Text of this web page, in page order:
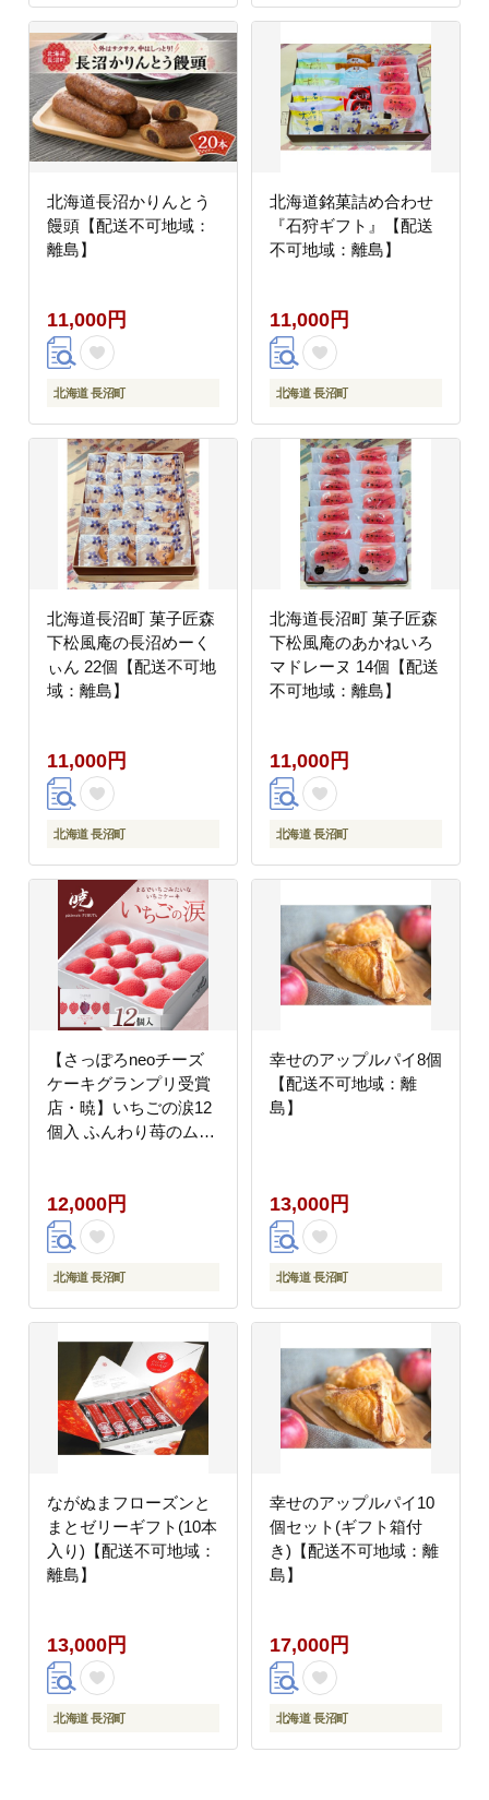
北海道長沼かりんとう
饅頭【配送不可地域：
離島】
11,000円
北海道 長沼町
北海道銘菓詰め合わせ
『石狩ギフト』【配送
不可地域：離島】
11,000円
北海道 長沼町
北海道長沼町 菓子匠森
下松風庵の長沼めーく
ぃん 22個【配送不可地
域：離島】
11,000円
北海道 長沼町
北海道長沼町 菓子匠森
下松風庵のあかねいろ
マドレーヌ 14個【配送
不可地域：離島】
11,000円
北海道 長沼町
【さっぽろneoチーズ
ケーキグランプリ受賞
店・暁】いちごの涙12
個入 ふんわり苺のムー
12,000円
北海道 長沼町
幸せのアップルパイ8個
【配送不可地域：離
島】
13,000円
北海道 長沼町
ながぬまフローズンと
まとゼリーギフト(10本
入り)【配送不可地域：
離島】
13,000円
北海道 長沼町
幸せのアップルパイ10
個セット(ギフト箱付
き)【配送不可地域：離
島】
17,000円
北海道 長沼町